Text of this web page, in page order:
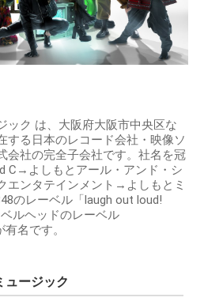
ック は、大阪府大阪市中央区な
する日本のレコード会社・映像ソ
会社の完全子会社です。社名を冠
C→よしもとアール・アンド・シ
エンタテインメント→よしもとミ
のレーベル「laugh out loud!
ルヘッドのレーベル
有名です。
ュージック